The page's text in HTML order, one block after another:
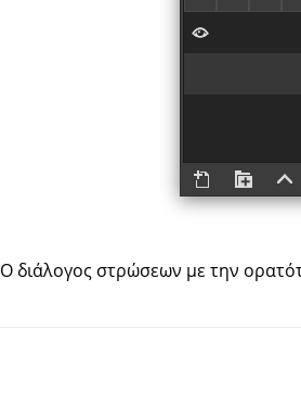
Ο διάλογος στρώσεων με την